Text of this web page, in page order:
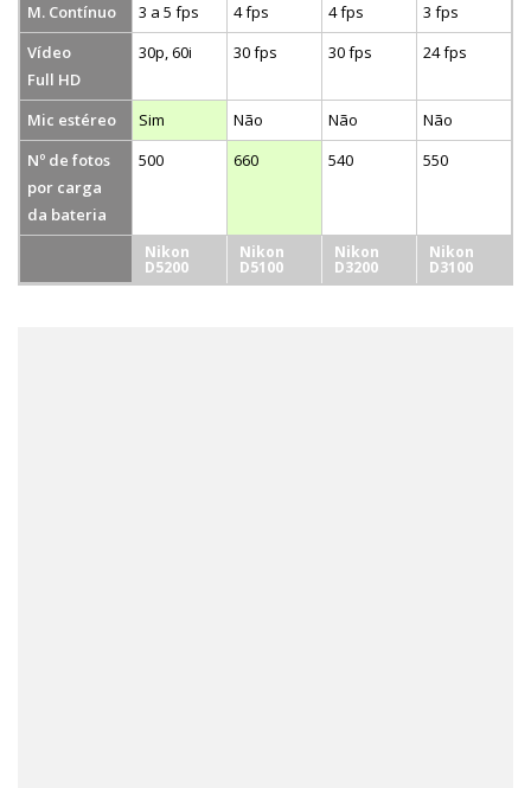
M. Contínuo
3 a 5 fps 4 fps 4 fps
3 fps
Vídeo
Full HD
30p, 60i 30 fps 30 fps 24 fps
Mic estéreo Sim Não Não
Não
Nº de fotos
por carga
da bateria
500 660 540 550
Nikon
D5200
Nikon
D5100
Nikon
D3200
Nikon
D3100